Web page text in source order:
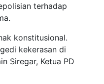
terhadap
konstitusional.
kekerasan di
Siregar, Ketua PD